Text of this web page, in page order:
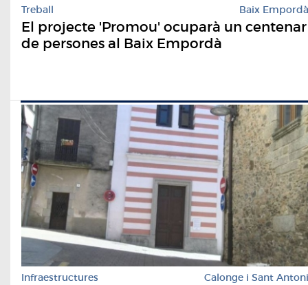
Treball Baix Empordà
El projecte 'Promou' ocuparà un centenar
de persones al Baix Empordà
Infraestructures Calonge i Sant Antoni